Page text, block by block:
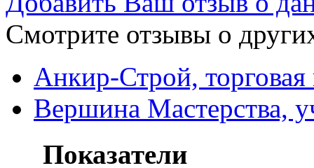
Смотрите отзывы о
Анкир-Строй,
Вершина Мастерства,
Показатели